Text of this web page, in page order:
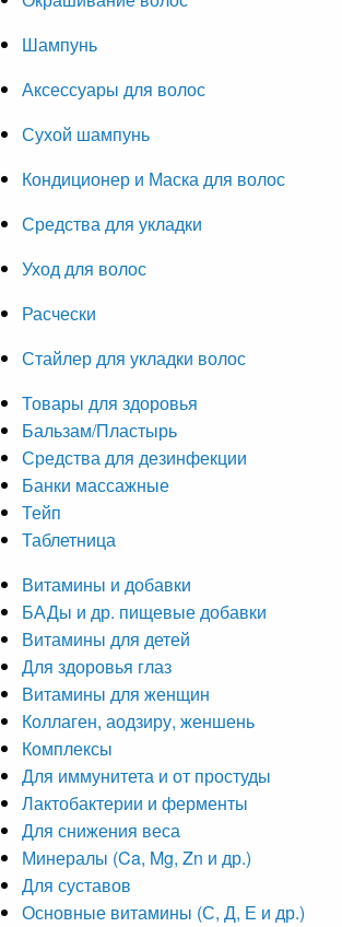
Шампунь
Аксессуары для волос
Сухой шампунь
Кондиционер и Маска для волос
Средства для укладки
Уход для волос
Расчески
Стайлер для укладки волос
Товары для здоровья
Бальзам/Пластырь
Средства для дезинфекции
Банки массажные
Тейп
Таблетница
Витамины и добавки
БАДы и др. пищевые добавки
Витамины для детей
Для здоровья глаз
Витамины для женщин
Коллаген, аодзиру, женшень
Комплексы
Для иммунитета и от простуды
Лактобактерии и ферменты
Для снижения веса
Минералы (Ca, Mg, Zn и др.)
Для суставов
Основные витамины (С, Д, Е и др.)